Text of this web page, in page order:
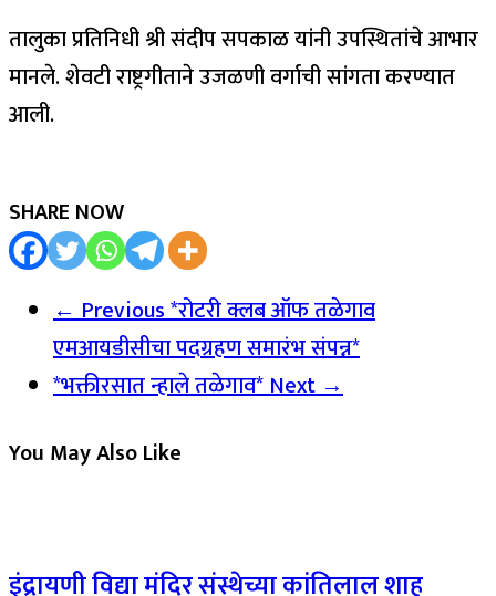
तालुका प्रतिनिधी श्री संदीप सपकाळ यांनी उपस्थितांचे आभार
मानले. शेवटी राष्ट्रगीताने उजळणी वर्गाची सांगता करण्यात
आली.
SHARE NOW
← Previous*रोटरी क्लब ऑफ तळेगाव
एमआयडीसीचा पदग्रहण समारंभ संपन्न*
*भक्तीरसात न्हाले तळेगाव*Next →
You May Also Like
इंद्रायणी विद्या मंदिर संस्थेच्या कांतिलाल शाह